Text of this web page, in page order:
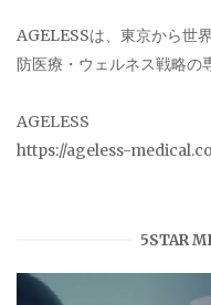
AGELESSは、東京から世
防医療・ウェルネス戦略の
AGELESS
https://ageless-
5STAR